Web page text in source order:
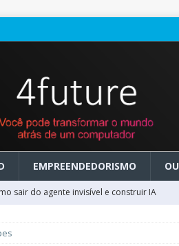
EMPREENDEDORISMO
sair do agente invisível e construir IA
sem transformar IA em dívida